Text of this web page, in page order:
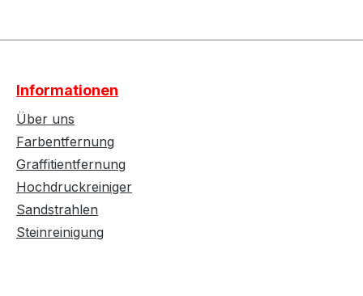
Informationen
Über uns
Farbentfernung
Graffitientfernung
Hochdruckreiniger
Sandstrahlen
Steinreinigung